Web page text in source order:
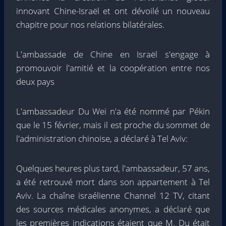
innovant Chine-Israël et ont dévoilé un nouveau
chapitre pour nos relations bilatérales.
L'ambassade de Chine en Israël s'engage à
promouvoir l'amitié et la coopération entre nos
deux pays
L'ambassadeur Du Wei n'a été nommé par Pékin
que le 15 février, mais il est proche du sommet de
l'administration chinoise, a déclaré à Tel Aviv:
Quelques heures plus tard, l'ambassadeur, 57 ans,
a été retrouvé mort dans son appartement à Tel
Aviv. La chaîne israélienne Channel 12 TV, citant
des sources médicales anonymes, a déclaré que
les premières indications étaient que M. Du était